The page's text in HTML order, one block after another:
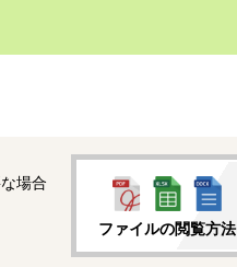
場合
ファイルの閲覧方法